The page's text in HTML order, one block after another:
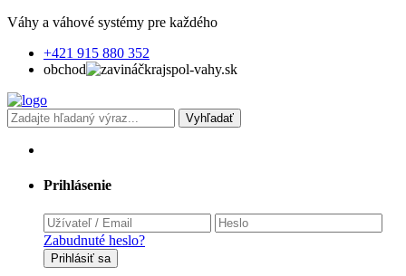
Váhy a váhové systémy pre každého
+421 915 880 352
obchod
krajspol-vahy.sk
Vyhľadať
Prihlásenie
Zabudnuté heslo?
Prihlásiť sa